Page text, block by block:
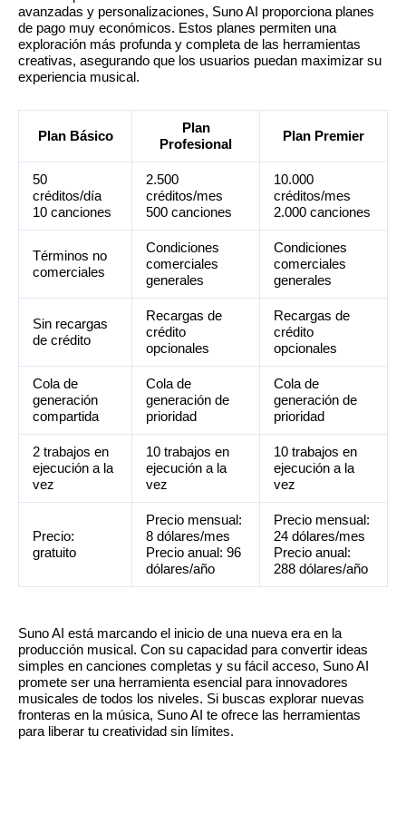
avanzadas y personalizaciones, Suno AI proporciona planes
de pago muy económicos. Estos planes permiten una
exploración más profunda y completa de las herramientas
creativas, asegurando que los usuarios puedan maximizar su
experiencia musical.
Plan Básico
Plan
Profesional
Plan Premier
50
créditos/día
10 canciones
2.500
créditos/mes
500 canciones
10.000
créditos/mes
2.000 canciones
Términos no
comerciales
Condiciones
comerciales
generales
Condiciones
comerciales
generales
Sin recargas
de crédito
Recargas de
crédito
opcionales
Recargas de
crédito
opcionales
Cola de
generación
compartida
Cola de
generación de
prioridad
Cola de
generación de
prioridad
2 trabajos en
ejecución a la
vez
10 trabajos en
ejecución a la
vez
10 trabajos en
ejecución a la
vez
Precio:
gratuito
Precio mensual:
8 dólares/mes
Precio anual: 96
dólares/año
Precio mensual:
24 dólares/mes
Precio anual:
288 dólares/año
Suno AI está marcando el inicio de una nueva era en la
producción musical. Con su capacidad para convertir ideas
simples en canciones completas y su fácil acceso, Suno AI
promete ser una herramienta esencial para innovadores
musicales de todos los niveles. Si buscas explorar nuevas
fronteras en la música, Suno AI te ofrece las herramientas
para liberar tu creatividad sin límites.